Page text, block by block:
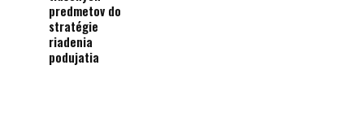
predmetov do
stratégie
riadenia
podujatia